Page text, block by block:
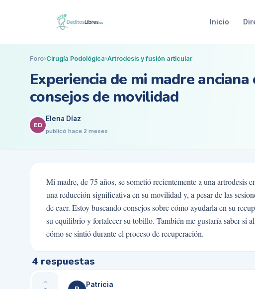
Inicio
Foro›Cirugía Podológica›Artrodesis y fusión articular
Experiencia de mi madre
consejos de movilidad
ED
Elena Díaz
publicó hace 2 meses
Mi madre, de 75 años, se sometió recientemente a una
una reducción significativa en su movilidad y, a pesar de las
de caer. Estoy buscando consejos sobre cómo ayudarla en su
su equilibrio y fortalecer su tobillo. También me gustaría saber si
cómo se sintió durante el proceso de recuperación.
4 respuestas
Patricia